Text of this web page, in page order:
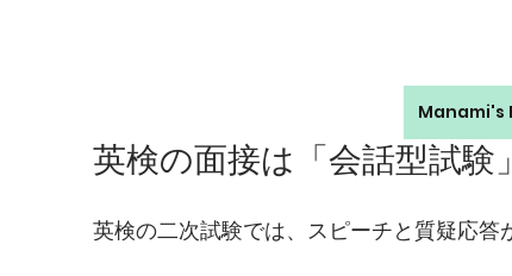
Manami's
英検の面接は「会話型試験
英検の二次試験では、スピーチと質疑応答